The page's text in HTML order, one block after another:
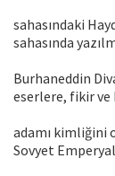
sahasındaki
sahasında
Burhaneddin
eserlere, fikir
adamı kimliğini
Sovyet